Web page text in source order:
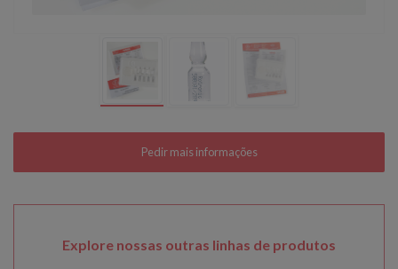
Explore nossas outras linhas de produtos